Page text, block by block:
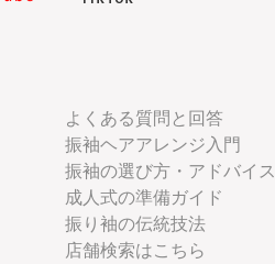
よくある質問と回答
振袖ヘアアレンジ入門
振袖の選び方・アドバイス
成人式の準備ガイド
振り袖の伝統技法
店舗検索はこちら